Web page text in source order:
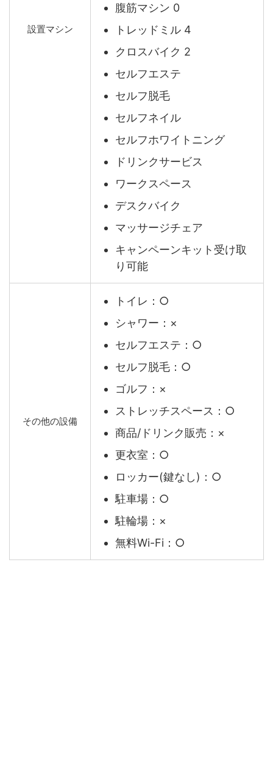
設置マシン
腹筋マシン 0
トレッドミル 4
クロスバイク 2
セルフエステ
セルフ脱毛
セルフネイル
セルフホワイトニング
ドリンクサービス
ワークスペース
デスクバイク
マッサージチェア
キャンペーンキット受け取
り可能
その他の設備
トイレ：○
シャワー：×
セルフエステ：○
セルフ脱毛：○
ゴルフ：×
ストレッチスペース：○
商品/ドリンク販売：×
更衣室：○
ロッカー(鍵なし)：○
駐車場：○
駐輪場：×
無料Wi-Fi：○